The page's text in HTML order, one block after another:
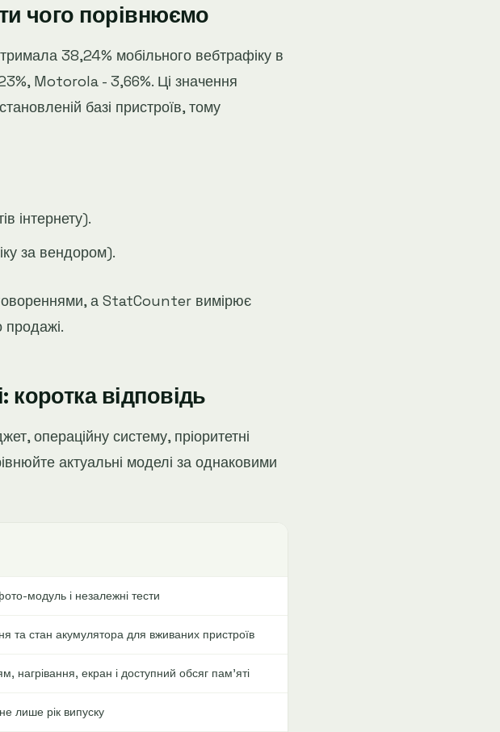
чого порівнюємо
38,24% мобільного вебтрафіку в
Motorola - 3,66%. Ці значення
базі пристроїв, тому
інтернету).
за вендором).
а StatCounter вимірює
відповідь
операційну систему, пріоритетні
актуальні моделі за однаковими
модуль і незалежні тести
та стан акумулятора для вживаних пристроїв
нагрівання, екран і доступний обсяг пам'яті
лише рік випуску